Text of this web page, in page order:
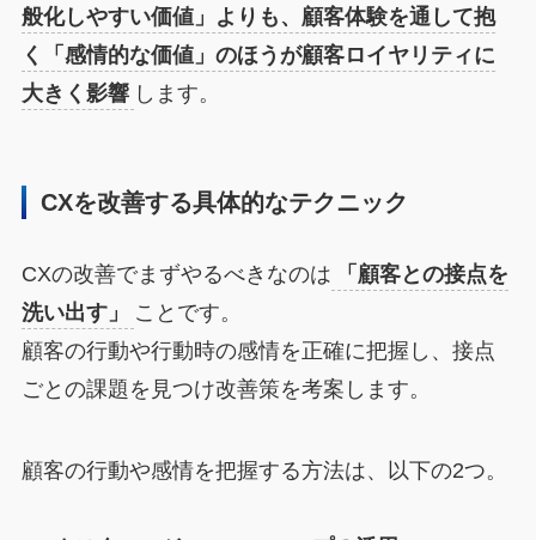
般化しやすい価値」よりも、顧客体験を通して抱
く「感情的な価値」のほうが顧客ロイヤリティに
大きく影響 します。
CXを改善する具体的なテクニック
CXの改善でまずやるべきなのは
「顧客との接点を
洗い出す」
ことです。
顧客の行動や行動時の感情を正確に把握し、接点
ごとの課題を見つけ改善策を考案します。
顧客の行動や感情を把握する方法は、以下の2つ。